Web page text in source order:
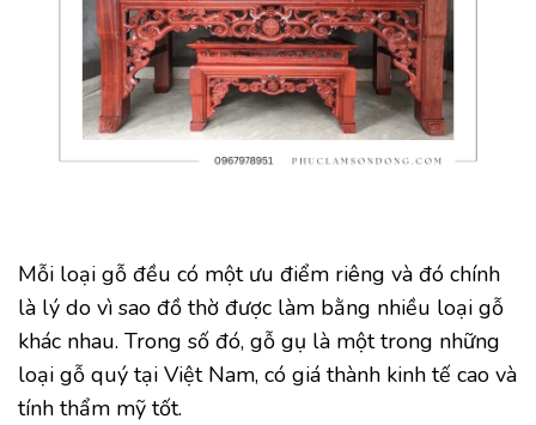
Mỗi loại gỗ đều có một ưu điểm riêng và đó chính
là lý do vì sao đồ thờ được làm bằng nhiều loại gỗ
khác nhau. Trong số đó, gỗ gụ là một trong những
loại gỗ quý tại Việt Nam, có giá thành kinh tế cao và
tính thẩm mỹ tốt.